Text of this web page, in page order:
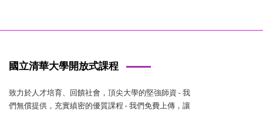
國立清華大學開放式課程
致力於人才培育、回饋社會，頂尖大學的堅強師資 - 我
們無償提供，充實縝密的優質課程 - 我們免費上傳，讓